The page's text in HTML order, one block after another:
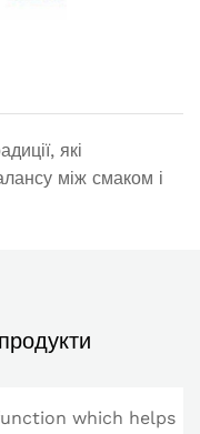
які
між смаком і
which helps